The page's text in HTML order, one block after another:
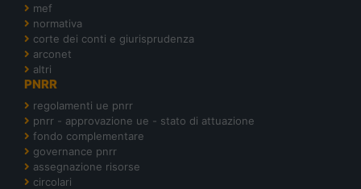
mef
normativa
corte dei conti e giurisprudenza
arconet
altri
PNRR
regolamenti ue pnrr
pnrr - approvazione ue - stato di attuazione
fondo complementare
governance pnrr
assegnazione risorse
circolari